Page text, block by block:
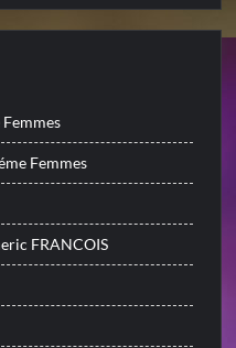
Femmes
FRANCOIS